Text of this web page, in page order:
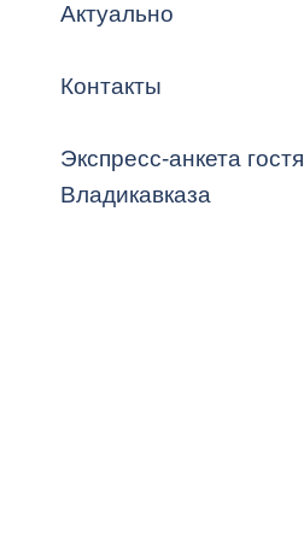
Актуально
Контакты
Экспресс-анкета гостя
Владикавказа